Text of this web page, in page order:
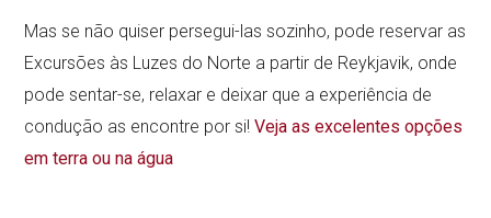
Mas se não quiser persegui-las sozinho, pode reservar as
Excursões às Luzes do Norte a partir de Reykjavik, onde
pode sentar-se, relaxar e deixar que a experiência de
condução as encontre por si!Veja as excelentes opções
em terra ou na água